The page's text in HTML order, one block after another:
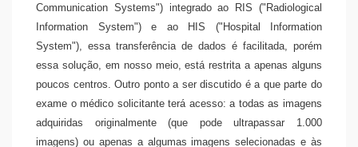
Communication Systems") integrado ao RIS ("Radiological
Information System") e ao HIS ("Hospital Information
System"), essa transferência de dados é facilitada, porém
essa solução, em nosso meio, está restrita a apenas alguns
poucos centros. Outro ponto a ser discutido é a que parte do
exame o médico solicitante terá acesso: a todas as imagens
adquiridas originalmente (que pode ultrapassar 1.000
imagens) ou apenas a algumas imagens selecionadas e às